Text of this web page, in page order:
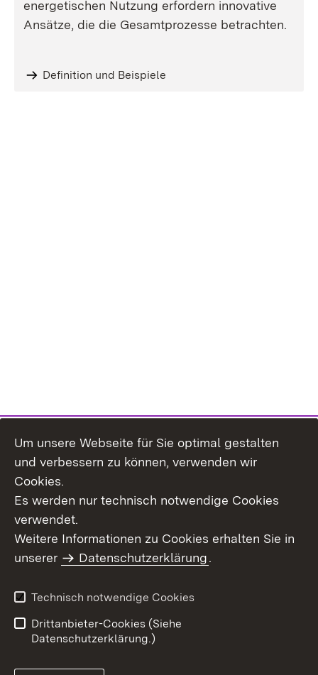
energetischen Nutzung erfordern innovative
Ansätze, die die Gesamtprozesse betrachten.
Definition und Beispiele
Themenübersicht
Barrierefreiheit
Um unsere Webseite für Sie optimal gestalten
und verbessern zu können, verwenden wir
Cookies.
Es werden nur technisch notwendige Cookies
verwendet.
Weitere Informationen zu Cookies erhalten Sie in
unserer
Datenschutzerklärung.
Technisch notwendige Cookies
Drittanbieter-Cookies (Siehe
Datenschutzerklärung.)